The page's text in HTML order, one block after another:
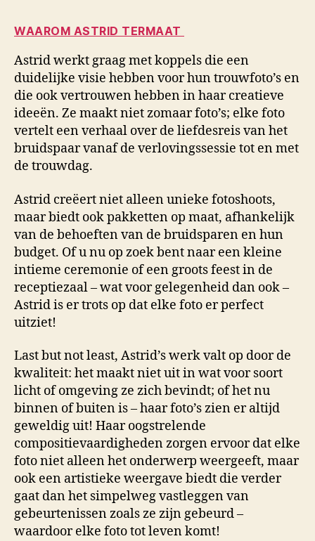
WAAROM ASTRID TERMAAT
Astrid werkt graag met koppels die een
duidelijke visie hebben voor hun trouwfoto’s en
die ook vertrouwen hebben in haar creatieve
ideeën. Ze maakt niet zomaar foto’s; elke foto
vertelt een verhaal over de liefdesreis van het
bruidspaar vanaf de verlovingssessie tot en met
de trouwdag.
Astrid creëert niet alleen unieke fotoshoots,
maar biedt ook pakketten op maat, afhankelijk
van de behoeften van de bruidsparen en hun
budget. Of u nu op zoek bent naar een kleine
intieme ceremonie of een groots feest in de
receptiezaal – wat voor gelegenheid dan ook –
Astrid is er trots op dat elke foto er perfect
uitziet!
Last but not least, Astrid’s werk valt op door de
kwaliteit: het maakt niet uit in wat voor soort
licht of omgeving ze zich bevindt; of het nu
binnen of buiten is – haar foto’s zien er altijd
geweldig uit! Haar oogstrelende
compositievaardigheden zorgen ervoor dat elke
foto niet alleen het onderwerp weergeeft, maar
ook een artistieke weergave biedt die verder
gaat dan het simpelweg vastleggen van
gebeurtenissen zoals ze zijn gebeurd –
waardoor elke foto tot leven komt!